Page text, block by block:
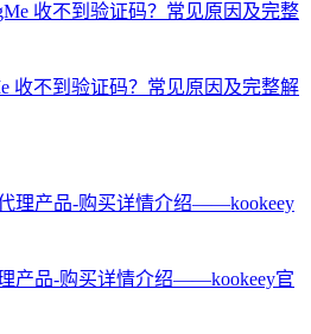
收不到验证码？常见原因及完整解
产品-购买详情介绍——kookeey官